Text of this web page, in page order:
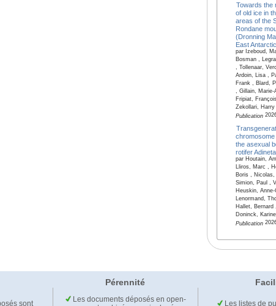
Towards the
of old ice in
areas of the
Rondane
(Dronning
East
par Izeboud,
Bosman ,
, Tollenaar,
Ardoin, Lisa ,
Frank , Blard,
, Gillain, Marie-
Fripiat,
Zekollari, Harry
Publication
chromosome
the asexual
rotifer
par Houtain,
Lliros, Marc ,
Boris , Nicolas,
Simion, Paul ,
Heuskin,
Lenormand,
Hallet, Bernard
Doninck, Karine
Publication
Pérennité
sont
Les documents déposés en open-
Les listes de